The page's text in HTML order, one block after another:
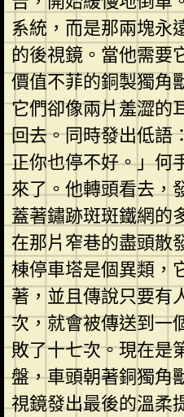
系統，而是那兩塊永
的後視鏡。當他需要
價值不菲的銅製獨角
它們卻像兩片羞澀的
回去。同時發出低語
正你也停不好。」何
來了。他轉頭看去，
蓋著鏽跡斑斑鐵網的
在那片窄巷的盡頭散
棟停車塔是個異類，
著，並且傳說只要有
次，就會被傳送到一
敗了十七次。現在是
盤，車頭朝著銅獨角
視鏡發出最後的溫柔